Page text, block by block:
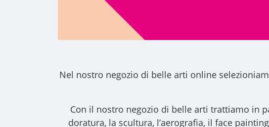
Nel nostro negozio di belle arti online
Con il nostro negozio di belle arti trattiamo in
doratura, la scultura, l’aerografia, il face